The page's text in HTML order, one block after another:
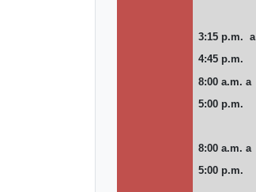
3:15 p.m. a
4:45 p.m.
8:00 a.m. a
5:00 p.m.
8:00 a.m. a
5:00 p.m.